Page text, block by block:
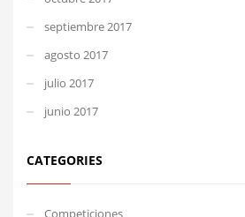
septiembre 2017
agosto 2017
julio 2017
junio 2017
CATEGORIES
Competiciones